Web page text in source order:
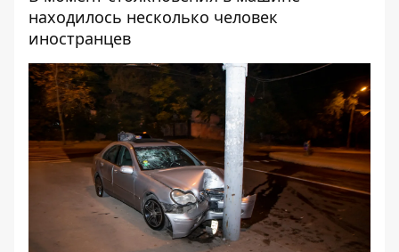
находилось несколько человек
иностранцев